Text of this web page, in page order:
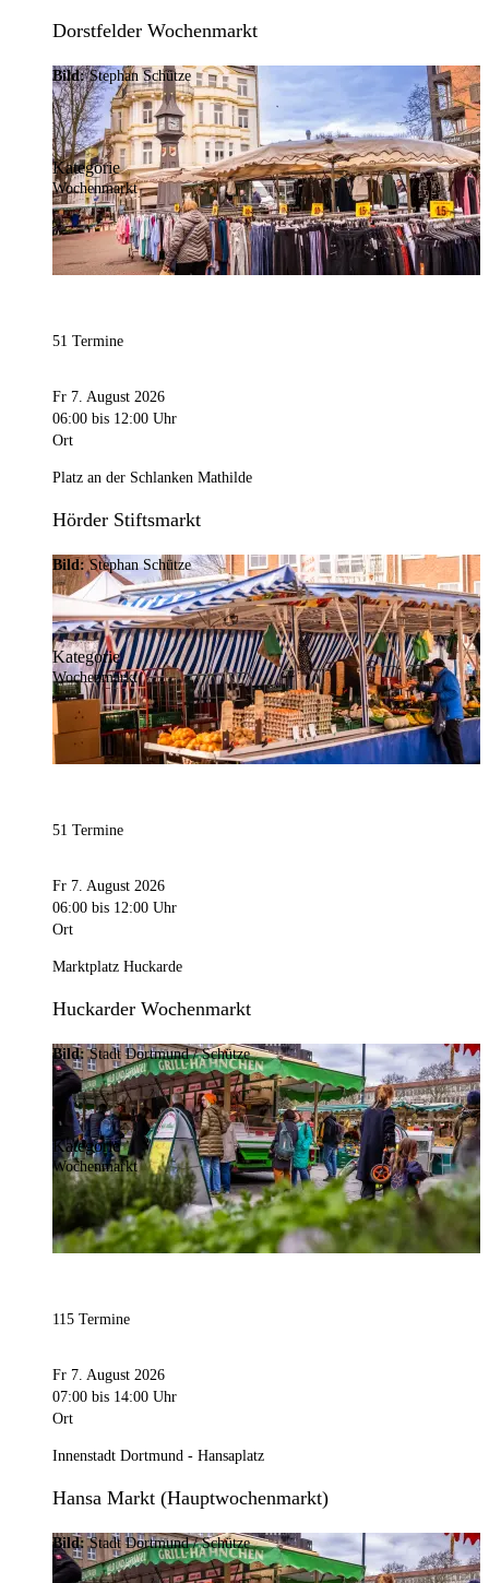
Dorstfelder Wochenmarkt
Bild:Stephan Schütze
Kategorie
Wochenmarkt
51 Termine
Fr 7. August 2026
06:00 bis 12:00 Uhr
Ort
Platz an der Schlanken Mathilde
Hörder Stiftsmarkt
Bild:Stephan Schütze
Kategorie
Wochenmarkt
51 Termine
Fr 7. August 2026
06:00 bis 12:00 Uhr
Ort
Marktplatz Huckarde
Huckarder Wochenmarkt
Bild:Stadt Dortmund / Schütze
Kategorie
Wochenmarkt
115 Termine
Fr 7. August 2026
07:00 bis 14:00 Uhr
Ort
Innenstadt Dortmund - Hansaplatz
Hansa Markt (Hauptwochenmarkt)
Bild:Stadt Dortmund / Schütze